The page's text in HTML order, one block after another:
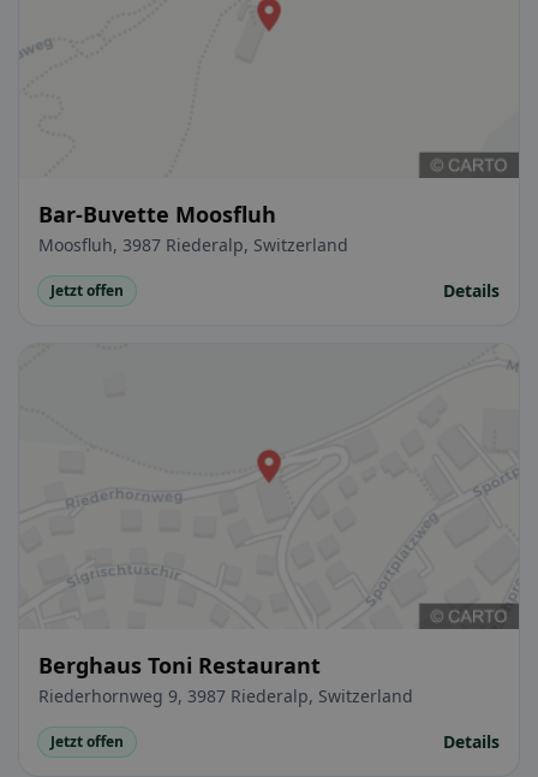
Bar-Buvette Moosfluh
Moosfluh, 3987 Riederalp, Switzerland
Jetzt offen Details
Berghaus Toni Restaurant
Riederhornweg 9, 3987 Riederalp, Switzerland
Jetzt offen Details